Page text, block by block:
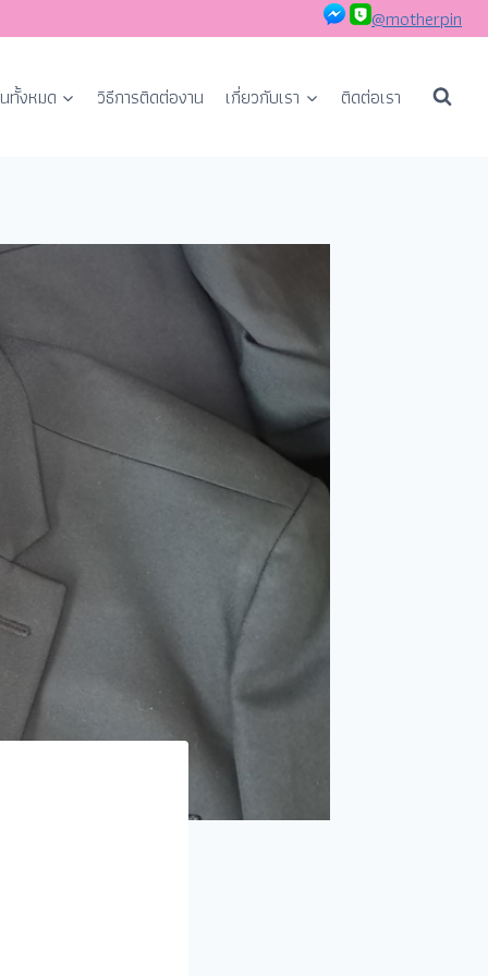
@motherpin
ทั้งหมด วิธีการติดต่องาน เกี่ยวกับเรา ติดต่อเรา